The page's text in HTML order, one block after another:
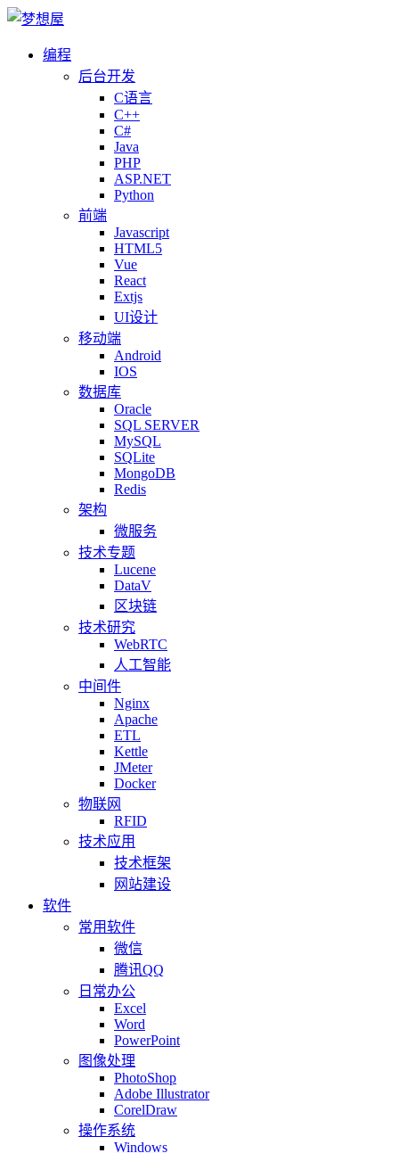
编程
后台开发
C语言
C++
C#
Java
PHP
ASP.NET
Python
前端
Javascript
HTML5
Vue
React
Extjs
UI设计
移动端
Android
IOS
数据库
Oracle
SQL SERVER
MySQL
SQLite
MongoDB
Redis
架构
微服务
技术专题
Lucene
DataV
区块链
技术研究
WebRTC
人工智能
中间件
Nginx
Apache
ETL
Kettle
JMeter
Docker
物联网
RFID
技术应用
技术框架
网站建设
软件
常用软件
微信
腾讯QQ
日常办公
Excel
Word
PowerPoint
图像处理
PhotoShop
Adobe Illustrator
CorelDraw
操作系统
Windows